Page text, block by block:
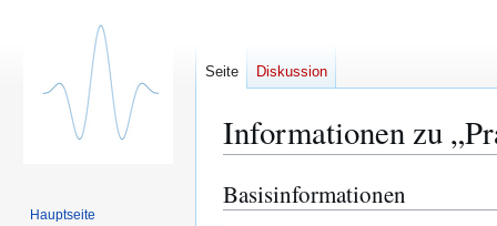
Informationen zu
Zur
Navigation
Zur
Suche
Basisinformationen
Seite Diskussion
Hauptseite